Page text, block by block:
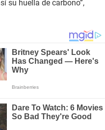
su huella de carbono”,